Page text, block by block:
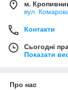
м.
вул.
Контакти
Сьогодні
Показати
Про нас